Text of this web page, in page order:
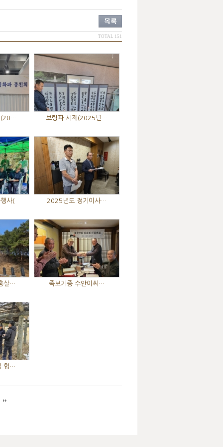
TOTAL 151
(20… 보령파 시제(2025년…
사( 2025년도 정기이사…
살… 족보기증 수안이씨…
협…